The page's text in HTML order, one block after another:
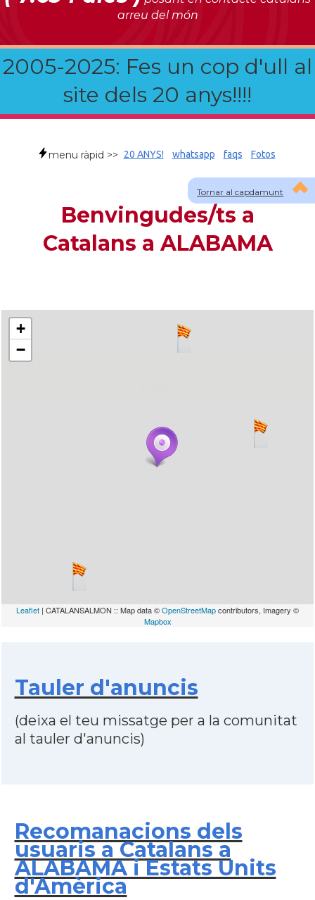
arreu del món
2005-2025: Fes un cop d'ull al
site dels 20 anys!!!!
Tornar al capdamunt
menu ràpid >> 20 ANYS! whatsapp faqs Fotos
Benvingudes/ts a
Catalans a ALABAMA
... carregant 484 webs... un moment si us
+
−
Leaflet | CATALANSALMON :: Map data ©OpenStreetMapcontributors, Imagery ©
Mapbox
Tauler d'anuncis
(deixa el teu missatge per a la comunitat
al tauler d'anuncis)
Recomanacions dels
usuaris a Catalans a
ALABAMA i Estats Units
d'Amèrica